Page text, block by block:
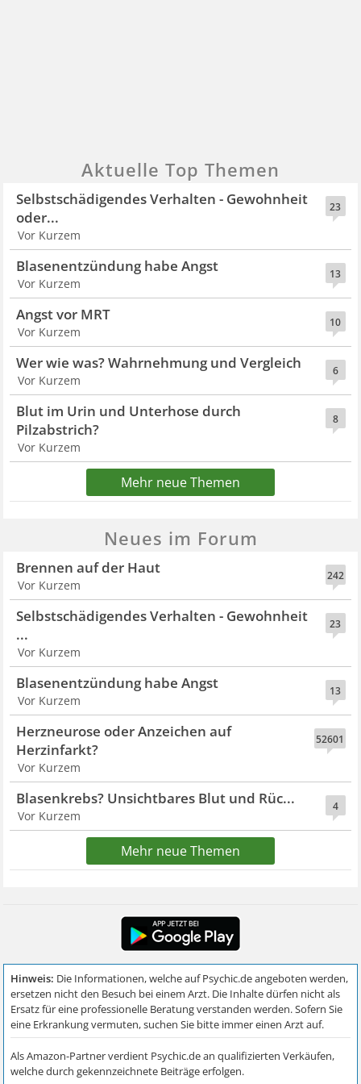
Aktuelle Top Themen
23
Selbstschädigendes Verhalten - Gewohnheit
oder...
Vor Kurzem
13
Blasenentzündung habe Angst
Vor Kurzem
10
Angst vor MRT
Vor Kurzem
6
Wer wie was? Wahrnehmung und Vergleich
Vor Kurzem
8
Blut im Urin und Unterhose durch
Pilzabstrich?
Vor Kurzem
Mehr neue Themen
Neues im Forum
242
Brennen auf der Haut
Vor Kurzem
23
Selbstschädigendes Verhalten - Gewohnheit
...
Vor Kurzem
13
Blasenentzündung habe Angst
Vor Kurzem
52601
Herzneurose oder Anzeichen auf
Herzinfarkt?
Vor Kurzem
4
Blasenkrebs? Unsichtbares Blut und Rüc...
Vor Kurzem
Mehr neue Themen